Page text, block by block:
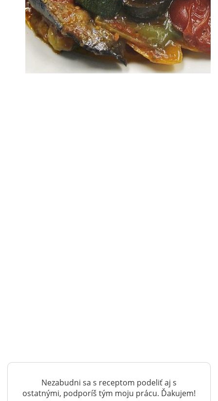
Nezabudni sa s receptom podeliť aj s
ostatnými, podporíš tým moju prácu. Ďakujem!